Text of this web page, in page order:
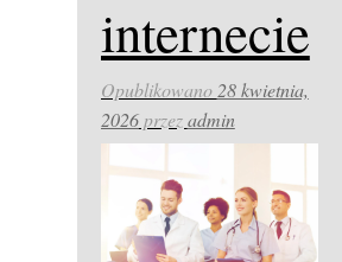
internecie
Opublikowano 28 kwietnia,
2026przezadmin